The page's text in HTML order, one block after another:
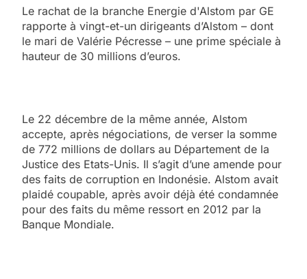
Le rachat de la branche Energie d'Alstom par GE
rapporte à vingt-et-un dirigeants d’Alstom – dont
le mari de Valérie Pécresse – une prime spéciale à
hauteur de 30 millions d’euros.
Le 22 décembre de la même année, Alstom
accepte, après négociations, de verser la somme
de 772 millions de dollars au Département de la
Justice des Etats-Unis. Il s’agit d’une amende pour
des faits de corruption en Indonésie. Alstom avait
plaidé coupable, après avoir déjà été condamnée
pour des faits du même ressort en 2012 par la
Banque Mondiale.